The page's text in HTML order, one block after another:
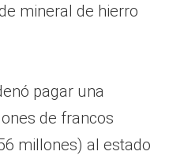
mineral de hierro
pagar una
de francos
millones) al estado